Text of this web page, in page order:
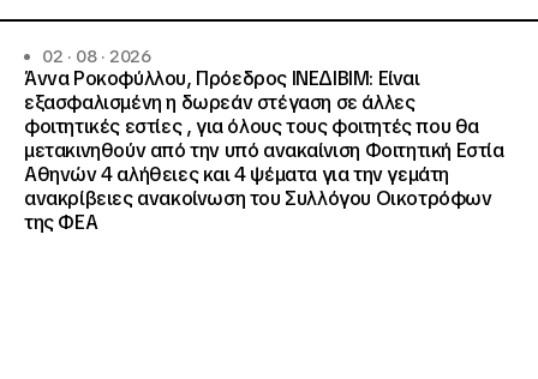
02 · 08 · 2026
Άννα Ροκοφύλλου, Πρόεδρος ΙΝΕΔΙΒΙΜ: Είναι
εξασφαλισμένη η δωρεάν στέγαση σε άλλες
φοιτητικές εστίες , για όλους τους φοιτητές που θα
μετακινηθούν από την υπό ανακαίνιση Φοιτητική Εστία
Αθηνών 4 αλήθειες και 4 ψέματα για την γεμάτη
ανακρίβειες ανακοίνωση του Συλλόγου Οικοτρόφων
της ΦΕΑ